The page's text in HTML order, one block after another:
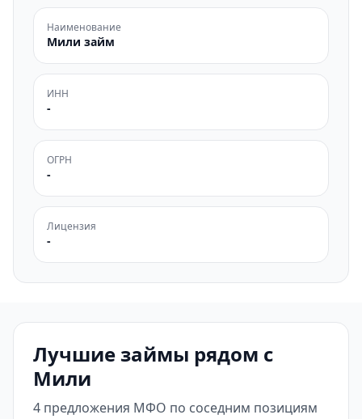
Наименование
Мили займ
ИНН
-
ОГРН
-
Лицензия
-
Лучшие займы рядом с
Мили
4 предложения МФО по соседним позициям